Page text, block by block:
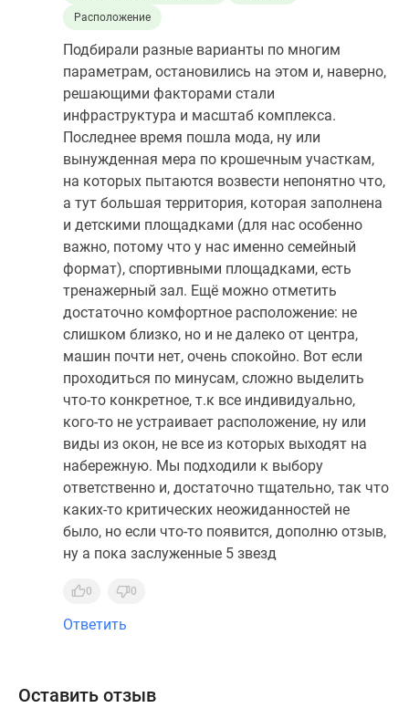
Расположение
Подбирали разные варианты по многим
параметрам, остановились на этом и, наверно,
решающими факторами стали
инфраструктура и масштаб комплекса.
Последнее время пошла мода, ну или
вынужденная мера по крошечным участкам,
на которых пытаются возвести непонятно что,
а тут большая территория, которая заполнена
и детскими площадками (для нас особенно
важно, потому что у нас именно семейный
формат), спортивными площадками, есть
тренажерный зал. Ещё можно отметить
достаточно комфортное расположение: не
слишком близко, но и не далеко от центра,
машин почти нет, очень спокойно. Вот если
проходиться по минусам, сложно выделить
что-то конкретное, т.к все индивидуально,
кого-то не устраивает расположение, ну или
виды из окон, не все из которых выходят на
набережную. Мы подходили к выбору
ответственно и, достаточно тщательно, так что
каких-то критических неожиданностей не
было, но если что-то появится, дополню отзыв,
ну а пока заслуженные 5 звезд
0 0
Ответить
Оставить отзыв